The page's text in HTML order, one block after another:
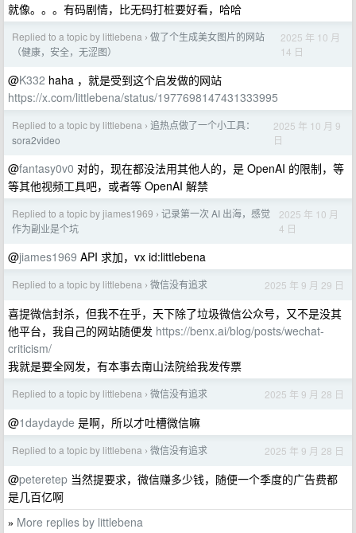
就像。。。有码剧情，比无码打桩要好看，哈哈
Replied to a topic by littlebena › 做了个生成美女图片的网站
（健康，安全，无涩图）
2025 年 10 月
14 日
@K332 haha ，就是受到这个启发做的网站
https://x.com/littlebena/status/1977698147431333995
Replied to a topic by littlebena › 追热点做了一个小工具：
sora2video
2025 年 10 月 9
日
@fantasy0v0 对的，现在都没法用其他人的，是 OpenAI 的限制，等
等其他视频工具吧，或者等 OpenAI 解禁
Replied to a topic by jiames1969 › 记录第一次 AI 出海，感觉
作为副业是个坑
2025 年 10 月
4 日
@jiames1969 API 求加，vx id:littlebena
Replied to a topic by littlebena › 微信没有追求 2025 年 9 月 29 日
喜提微信封杀，但我不在乎，天下除了垃圾微信公众号，又不是没其
他平台，我自己的网站随便发 https://benx.ai/blog/posts/wechat-
criticism/
我就是要全网发，有本事去南山法院给我发传票
Replied to a topic by littlebena › 微信没有追求 2025 年 9 月 28 日
@1daydayde 是啊，所以才吐槽微信嘛
Replied to a topic by littlebena › 微信没有追求 2025 年 9 月 28 日
@peteretep 当然提要求，微信赚多少钱，随便一个季度的广告费都
是几百亿啊
» More replies by littlebena